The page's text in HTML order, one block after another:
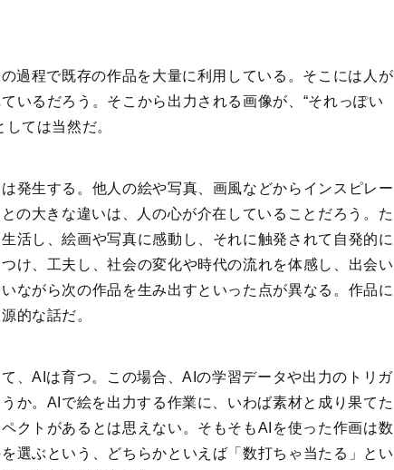
過程で既存の作品を大量に利用している。そこには人が
いるだろう。そこから出力される画像が、“それっぽい
ては当然だ。
発生する。他人の絵や写真、画風などからインスピレー
の大きな違いは、人の心が介在していることだろう。た
活し、絵画や写真に感動し、それに触発されて自発的に
け、工夫し、社会の変化や時代の流れを体感し、出会い
ながら次の作品を生み出すといった点が異なる。作品に
的な話だ。
、AIは育つ。この場合、AIの学習データや出力のトリガ
か。AIで絵を出力する作業に、いわば素材と成り果てた
クトがあるとは思えない。そもそもAIを使った作画は数
選ぶという、どちらかといえば「数打ちゃ当たる」とい